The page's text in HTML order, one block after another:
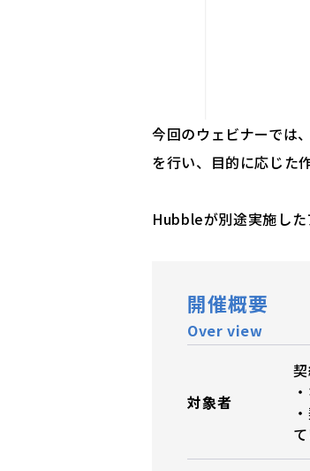
今回のウェビナーでは
を行い、目的に応じた
Hubbleが別途実施した
開催概要
Over view
対象者